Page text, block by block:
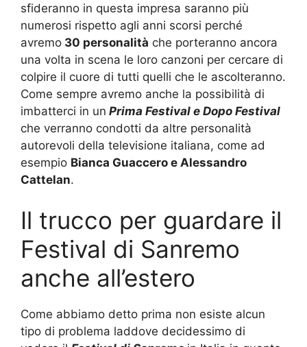
sfideranno in questa impresa saranno più
numerosi rispetto agli anni scorsi perché
avremo 30 personalità che porteranno ancora
una volta in scena le loro canzoni per cercare di
colpire il cuore di tutti quelli che le ascolteranno.
Come sempre avremo anche la possibilità di
imbatterci in un Prima Festival e Dopo Festival
che verranno condotti da altre personalità
autorevoli della televisione italiana, come ad
esempio Bianca Guaccero e Alessandro
Cattelan.
Il trucco per guardare il
Festival di Sanremo
anche all’estero
Come abbiamo detto prima non esiste alcun
tipo di problema laddove decidessimo di